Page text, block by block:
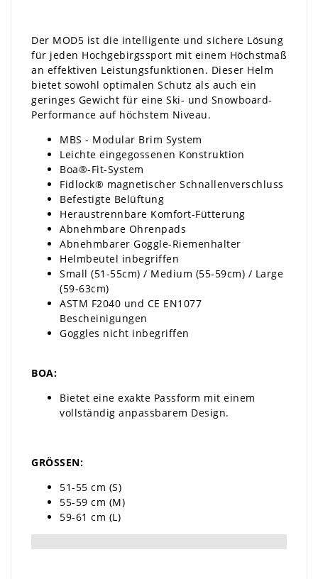
Der MOD5 ist die intelligente und sichere Lösung
für jeden Hochgebirgssport mit einem Höchstmaß
an effektiven Leistungsfunktionen. Dieser Helm
bietet sowohl optimalen Schutz als auch ein
geringes Gewicht für eine Ski- und Snowboard-
Performance auf höchstem Niveau.
MBS - Modular Brim System
Leichte eingegossenen Konstruktion
Boa®-Fit-System
Fidlock® magnetischer Schnallenverschluss
Befestigte Belüftung
Heraustrennbare Komfort-Fütterung
Abnehmbare Ohrenpads
Abnehmbarer Goggle-Riemenhalter
Helmbeutel inbegriffen
Small (51-55cm) / Medium (55-59cm) / Large
(59-63cm)
ASTM F2040 und CE EN1077
Bescheinigungen
Goggles nicht inbegriffen
BOA:
Bietet eine exakte Passform mit einem
vollständig anpassbarem Design.
GRÖSSEN:
51-55 cm (S)
55-59 cm (M)
59-61 cm (L)